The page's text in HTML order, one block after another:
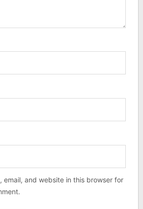
email, and website in this browser for